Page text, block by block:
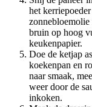
het
zonnebloemolie
bruin op hoog
keukenpapier.
Doe de ketjap
koekenpan en
naar smaak,
weer door de
inkoken.